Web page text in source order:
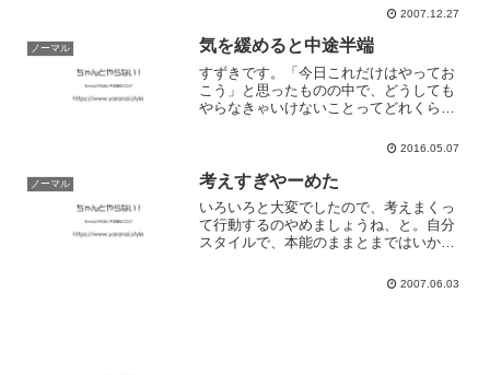
2007.12.27
ノーマル 気を緩めると中途半端
すずきです。「今日これだけはやってお
こう」と思ったものの中で、どうしても
やらなきゃいけないことってどれくらい
れど、やらなきゃいけないことはゼロで
やらなきゃいけないけれど...
2016.05.07
ノーマル 考えすぎやーめた
いろいろと大変でしたので、考えまくっ
て行動するのやめましょうね、と。自分
スタイルで、本能のままとまではいかな
みたいな。何もかも嫌になって、どうで
2007.06.03